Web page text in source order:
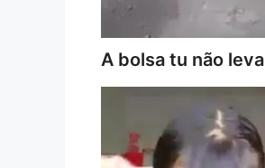
A bolsa tu não leva